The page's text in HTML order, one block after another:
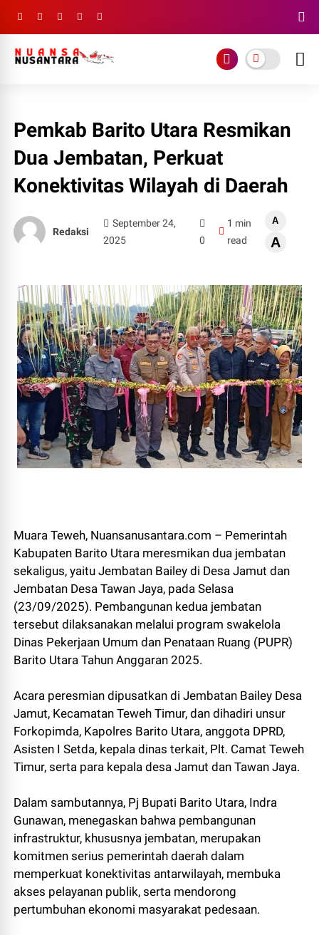
Pemkab Barito Utara Resmikan
Dua Jembatan, Perkuat
Konektivitas Wilayah di Daerah
Redaksi
September 24,
2025
0
1 min
read
A
A
Muara Teweh, Nuansanusantara.com – Pemerintah
Kabupaten Barito Utara meresmikan dua jembatan
sekaligus, yaitu Jembatan Bailey di Desa Jamut dan
Jembatan Desa Tawan Jaya, pada Selasa
(23/09/2025). Pembangunan kedua jembatan
tersebut dilaksanakan melalui program swakelola
Dinas Pekerjaan Umum dan Penataan Ruang (PUPR)
Barito Utara Tahun Anggaran 2025.
Acara peresmian dipusatkan di Jembatan Bailey Desa
Jamut, Kecamatan Teweh Timur, dan dihadiri unsur
Forkopimda, Kapolres Barito Utara, anggota DPRD,
Asisten I Setda, kepala dinas terkait, Plt. Camat Teweh
Timur, serta para kepala desa Jamut dan Tawan Jaya.
Dalam sambutannya, Pj Bupati Barito Utara, Indra
Gunawan, menegaskan bahwa pembangunan
infrastruktur, khususnya jembatan, merupakan
komitmen serius pemerintah daerah dalam
memperkuat konektivitas antarwilayah, membuka
akses pelayanan publik, serta mendorong
pertumbuhan ekonomi masyarakat pedesaan.